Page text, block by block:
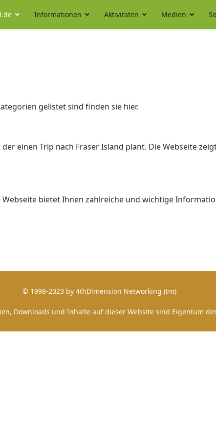
Informationen Aktivitäten Medien
gelistet sind finden sie hier.
einen Trip nach Fraser Island plant. Die Webseite
Webseite bietet Ihnen zahlreiche und wichtige
© 1998-2023 by 4thDimension Networking (tm)
Downloads und Inhalte auf dieser Website sind Eigentum